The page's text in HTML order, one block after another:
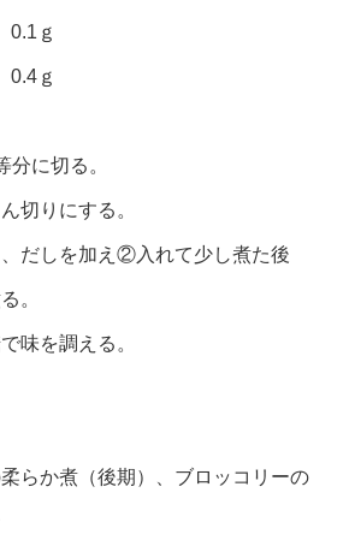
ｇ
ｇ
に切る。
切りにする。
だしを加え②入れて少し煮た後
。
味を調える。
らか煮（後期）、ブロッコリーの